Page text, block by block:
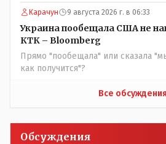
Назарбаева, особенно в части
некоторых вопросах внутренней
Назарбай волевым Указом
состав. Имя - Серикболсын
юывший секретарь ЦК КП
депутат Верховного Совета и
партии коммунстов- он в то время
НЕОДНОКРАТНО, указывал и
Назарбая и предлагал ему
Карачун 9 августа 2026 г. в 06:33
Украина пообещала США не
КТК – Bloomberg
Прямо "пообещала" или сказала
как получится"?
Все обсуждения
Обсуждения